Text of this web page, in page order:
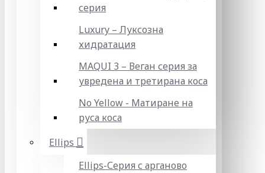
серия
Luxury – Луксозна
хидратация
MAQUI 3 – Веган серия за
увредена и третирана коса
No Yellow - Матиране на
руса коса
Ellips
Ellips-Серия с арганово